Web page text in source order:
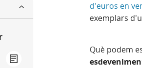
d'euros en
exemplars
Què podem